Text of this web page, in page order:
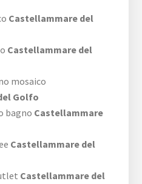
Castellammare del
Castellammare del
mosaico
Golfo
bagno Castellammare
Castellammare del
Castellammare del